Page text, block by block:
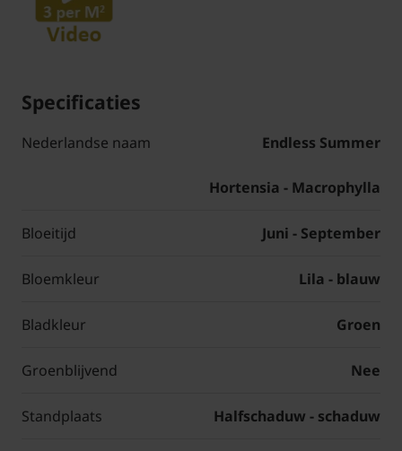
Specificaties
Nederlandse naam Endless Summer
Hortensia - Macrophylla
Bloeitijd Juni - September
Bloemkleur Lila - blauw
Bladkleur Groen
Groenblijvend Nee
Standplaats Halfschaduw - schaduw